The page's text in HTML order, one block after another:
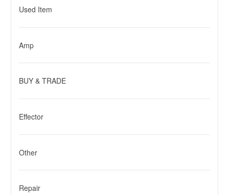
Used Item
Amp
BUY & TRADE
Effector
Other
Repair